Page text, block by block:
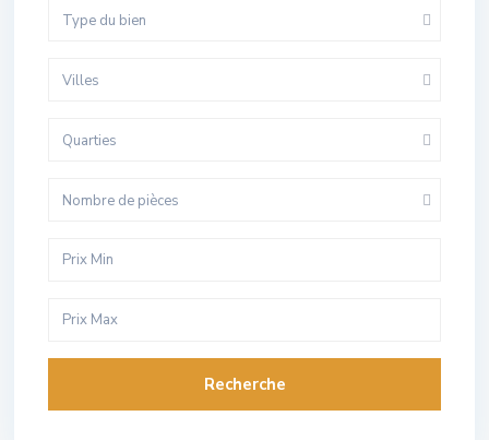
Type du bien
Villes
Quarties
Nombre de pièces
Recherche